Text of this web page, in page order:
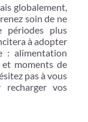
globalement,
soin de ne
plus
à adopter
: alimentation
moments de
pas à vous
vos